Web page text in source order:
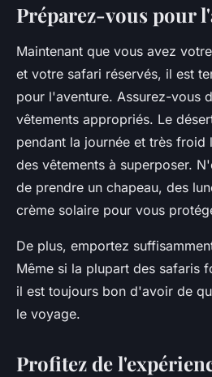
Préparez-vous pour
Maintenant que vous avez
et votre safari réservés, il est
pour l'aventure. Assurez-vous
vêtements appropriés. Le
pendant la journée et très froid
des vêtements à superposer.
de prendre un chapeau, des
crème solaire pour vous
De plus, emportez
Même si la plupart des safaris
il est toujours bon d'avoir de
le voyage.
Profitez de